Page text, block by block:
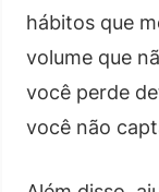
hábitos que
volume que
você perde
você não